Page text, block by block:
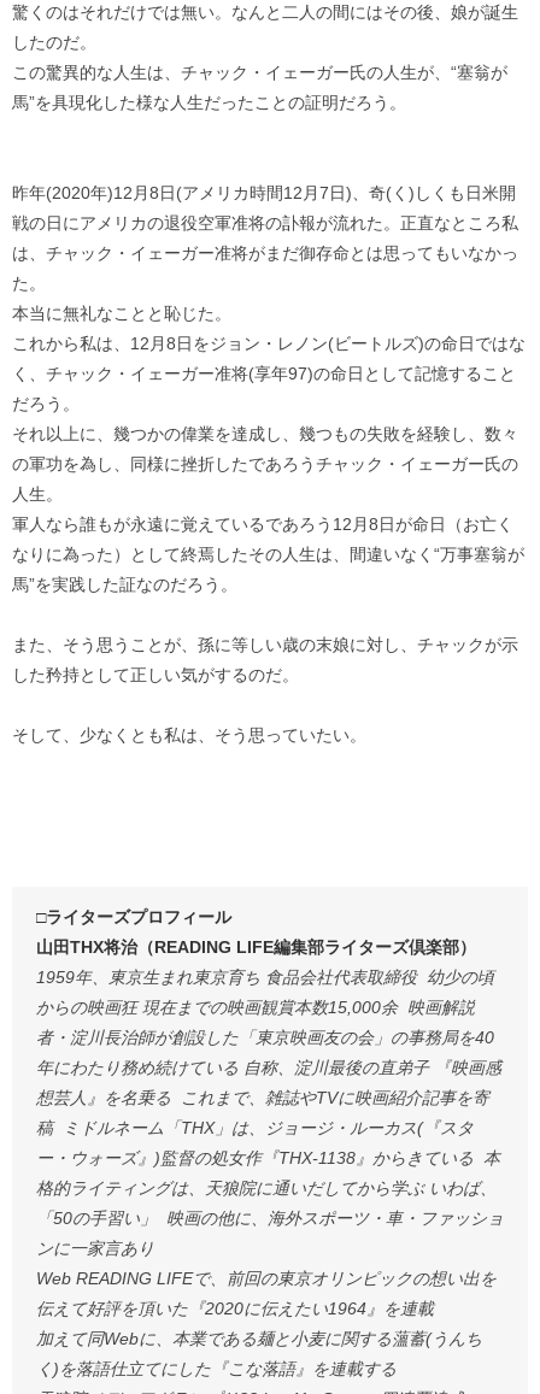
驚くのはそれだけでは無い。なんと二人の間にはその後、娘が誕生
したのだ。
この驚異的な人生は、チャック・イェーガー氏の人生が、“塞翁が
馬”を具現化した様な人生だったことの証明だろう。
昨年(2020年)12月8日(アメリカ時間12月7日)、奇(く)しくも日米開
戦の日にアメリカの退役空軍准将の訃報が流れた。正直なところ私
は、チャック・イェーガー准将がまだ御存命とは思ってもいなかっ
た。
本当に無礼なことと恥じた。
これから私は、12月8日をジョン・レノン(ビートルズ)の命日ではな
く、チャック・イェーガー准将(享年97)の命日として記憶すること
だろう。
それ以上に、幾つかの偉業を達成し、幾つもの失敗を経験し、数々
の軍功を為し、同様に挫折したであろうチャック・イェーガー氏の
人生。
軍人なら誰もが永遠に覚えているであろう12月8日が命日（お亡く
なりに為った）として終焉したその人生は、間違いなく“万事塞翁が
馬”を実践した証なのだろう。
また、そう思うことが、孫に等しい歳の末娘に対し、チャックが示
した矜持として正しい気がするのだ。
そして、少なくとも私は、そう思っていたい。
□ライターズプロフィール
山田THX将治（READING LIFE編集部ライターズ倶楽部）
1959年、東京生まれ東京育ち 食品会社代表取締役 幼少の頃
からの映画狂 現在までの映画観賞本数15,000余 映画解説
者・淀川長治師が創設した「東京映画友の会」の事務局を40
年にわたり務め続けている 自称、淀川最後の直弟子 『映画感
想芸人』を名乗る これまで、雑誌やTVに映画紹介記事を寄
稿 ミドルネーム「THX」は、ジョージ・ルーカス(『スタ
ー・ウォーズ』)監督の処女作『THX-1138』からきている 本
格的ライティングは、天狼院に通いだしてから学ぶ いわば、
「50の手習い」 映画の他に、海外スポーツ・車・ファッショ
ンに一家言あり
Web READING LIFEで、前回の東京オリンピックの想い出を
伝えて好評を頂いた『2020に伝えたい1964』を連載
加えて同Webに、本業である麺と小麦に関する薀蓄(うんち
く)を落語仕立てにした『こな落語』を連載する